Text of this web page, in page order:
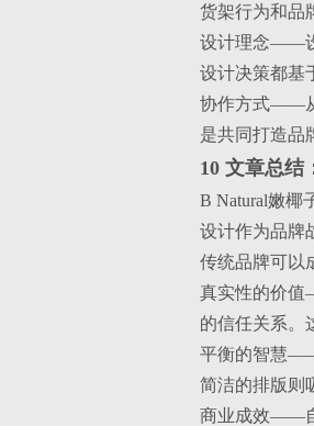
货架行为和品
设计理念——设
设计决策都基
协作方式——
是共同打造品
10 文章总结
B Natural嫩椰
设计作为品牌
传统品牌可以
真实性的价值
的信任关系。
平衡的智慧
简洁的排版则
商业成效——自